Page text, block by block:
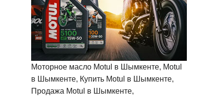
Моторное масло Motul в Шымкенте, Motul
в Шымкенте, Купить Motul в Шымкенте,
Продажа Motul в Шымкенте,